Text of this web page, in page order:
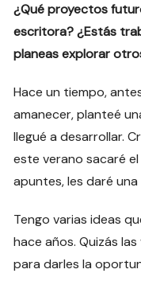
¿Qué proyectos
escritora? ¿Estás
planeas explorar
Hace un tiempo,
amanecer, planteé
llegué a desarrollar.
este verano sacaré
apuntes, les daré
Tengo varias ideas
hace años. Quizás
para darles la